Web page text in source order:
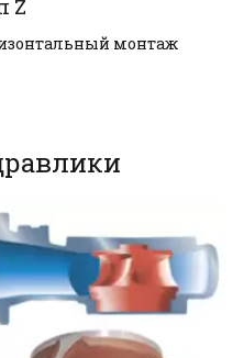
Z
монтаж